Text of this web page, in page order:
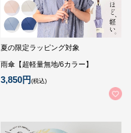
夏の限定ラッピング対象
雨傘【超軽量無地/6カラー】
3,850円(税込)